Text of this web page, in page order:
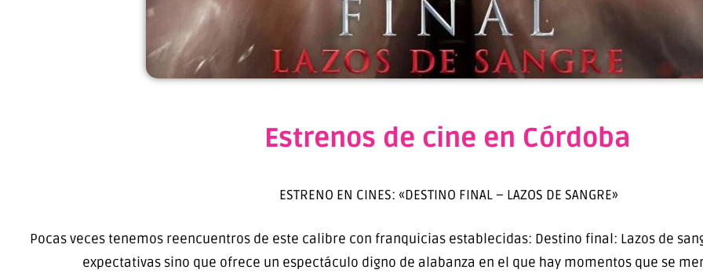
Estrenos de cine en Córdoba
ESTRENO EN CINES: «DESTINO FINAL – LAZOS DE SANGRE»
Pocas veces tenemos reencuentros de este calibre con franquicias establecidas: Destino final: Lazos de
expectativas sino que ofrece un espectáculo digno de alabanza en el que hay momentos que se